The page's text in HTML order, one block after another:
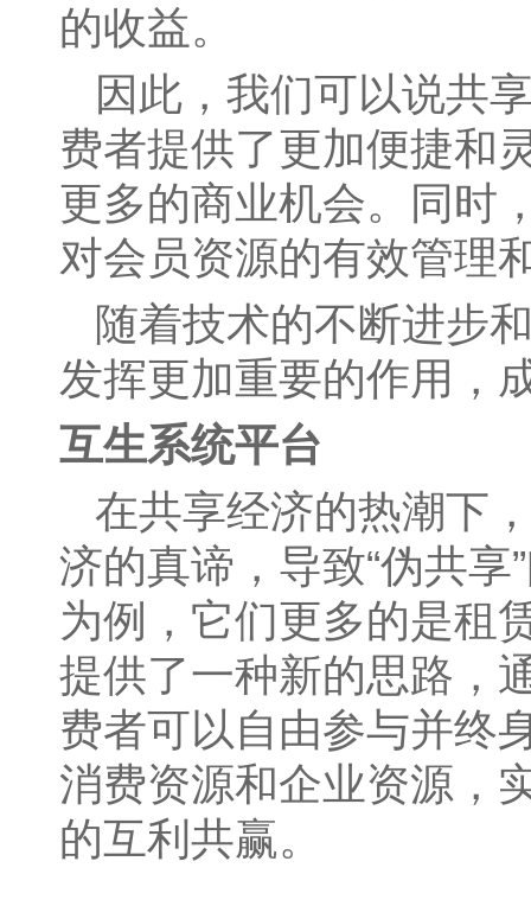
的收益。
因此，我们可以说共
费者提供了更加便捷和
更多的商业机会。同时
对会员资源的有效管理
随着技术的不断进步
发挥更加重要的作用，
互生系统平台
在共享经济的热潮下
济的真谛，导致“伪共
为例，它们更多的是租
提供了一种新的思路，
费者可以自由参与并终
消费资源和企业资源，
的互利共赢。